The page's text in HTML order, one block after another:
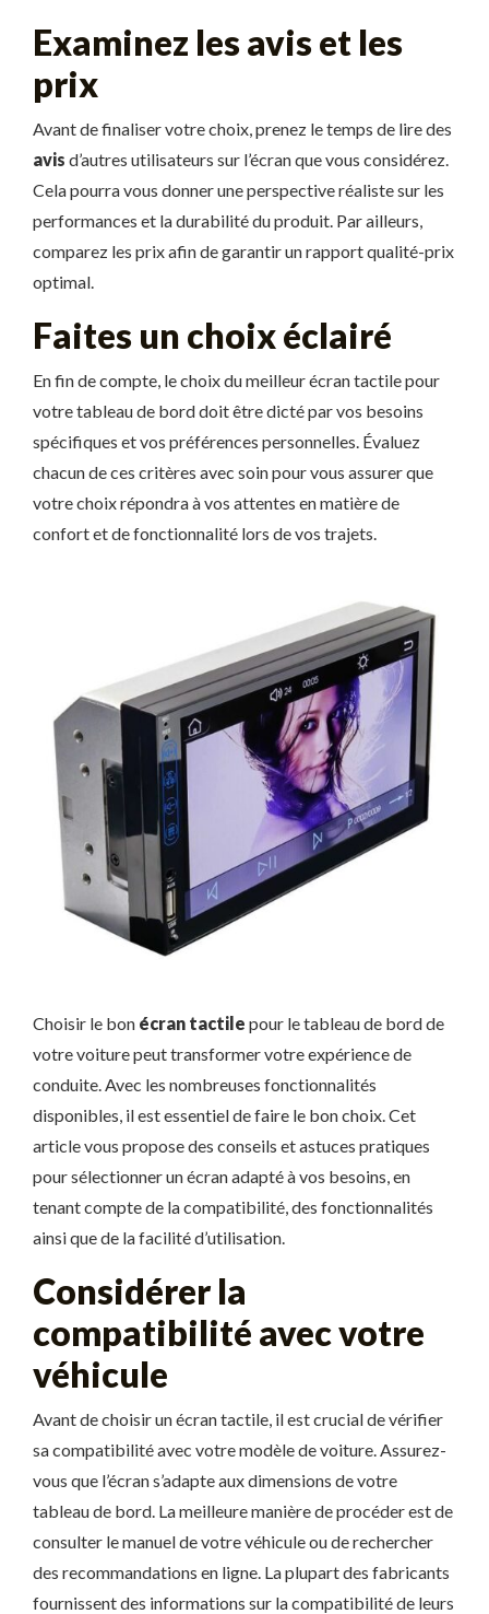
Examinez les avis et les
prix
Avant de finaliser votre choix, prenez le temps de lire des
avis d’autres utilisateurs sur l’écran que vous considérez.
Cela pourra vous donner une perspective réaliste sur les
performances et la durabilité du produit. Par ailleurs,
comparez les prix afin de garantir un rapport qualité-prix
optimal.
Faites un choix éclairé
En fin de compte, le choix du meilleur écran tactile pour
votre tableau de bord doit être dicté par vos besoins
spécifiques et vos préférences personnelles. Évaluez
chacun de ces critères avec soin pour vous assurer que
votre choix répondra à vos attentes en matière de
confort et de fonctionnalité lors de vos trajets.
Choisir le bon écran tactile pour le tableau de bord de
votre voiture peut transformer votre expérience de
conduite. Avec les nombreuses fonctionnalités
disponibles, il est essentiel de faire le bon choix. Cet
article vous propose des conseils et astuces pratiques
pour sélectionner un écran adapté à vos besoins, en
tenant compte de la compatibilité, des fonctionnalités
ainsi que de la facilité d’utilisation.
Considérer la
compatibilité avec votre
véhicule
Avant de choisir un écran tactile, il est crucial de vérifier
sa compatibilité avec votre modèle de voiture. Assurez-
vous que l’écran s’adapte aux dimensions de votre
tableau de bord. La meilleure manière de procéder est de
consulter le manuel de votre véhicule ou de rechercher
des recommandations en ligne. La plupart des fabricants
fournissent des informations sur la compatibilité de leurs